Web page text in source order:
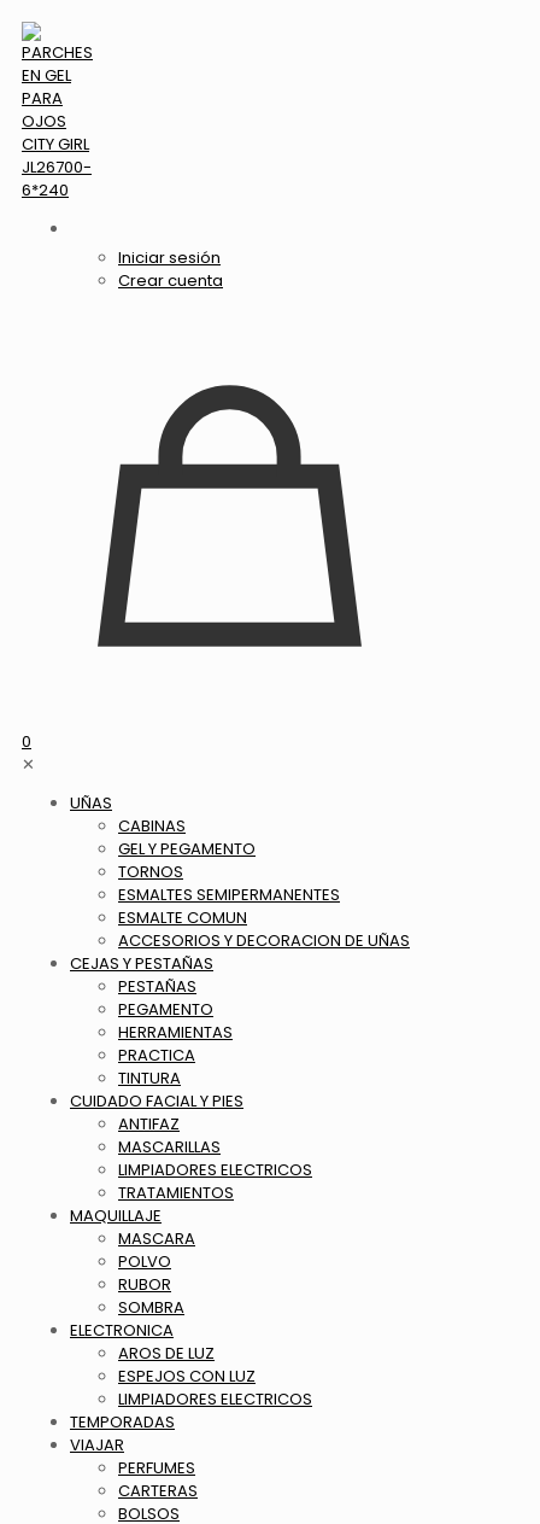
Iniciar sesión
Crear cuenta
0
✕
UÑAS
CABINAS
GEL Y PEGAMENTO
TORNOS
ESMALTES SEMIPERMANENTES
ESMALTE COMUN
ACCESORIOS Y DECORACION DE UÑAS
CEJAS Y PESTAÑAS
PESTAÑAS
PEGAMENTO
HERRAMIENTAS
PRACTICA
TINTURA
CUIDADO FACIAL Y PIES
ANTIFAZ
MASCARILLAS
LIMPIADORES ELECTRICOS
TRATAMIENTOS
MAQUILLAJE
MASCARA
POLVO
RUBOR
SOMBRA
ELECTRONICA
AROS DE LUZ
ESPEJOS CON LUZ
LIMPIADORES ELECTRICOS
TEMPORADAS
VIAJAR
PERFUMES
CARTERAS
BOLSOS